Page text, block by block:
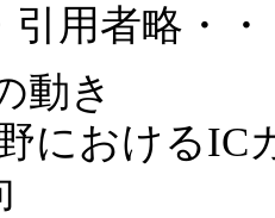
用者略・・
動き
におけるIC